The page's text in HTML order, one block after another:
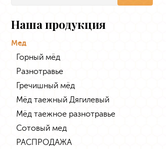
Наша продукция
Мед
Горный мёд
Разнотравье
Гречишный мёд
Мёд таежный Дягилевый
Мёд таежное разнотравье
Сотовый мед
РАСПРОДАЖА